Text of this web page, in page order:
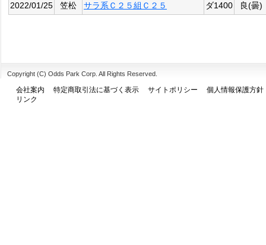
2022/01/25
笠松 サラ系Ｃ２５組Ｃ２５ ダ1400 良(曇)
Copyright (C) Odds Park Corp. All Rights Reserved.
会社案内 特定商取引法に基づく表示 サイトポリシー
個人情報保護方針
リンク